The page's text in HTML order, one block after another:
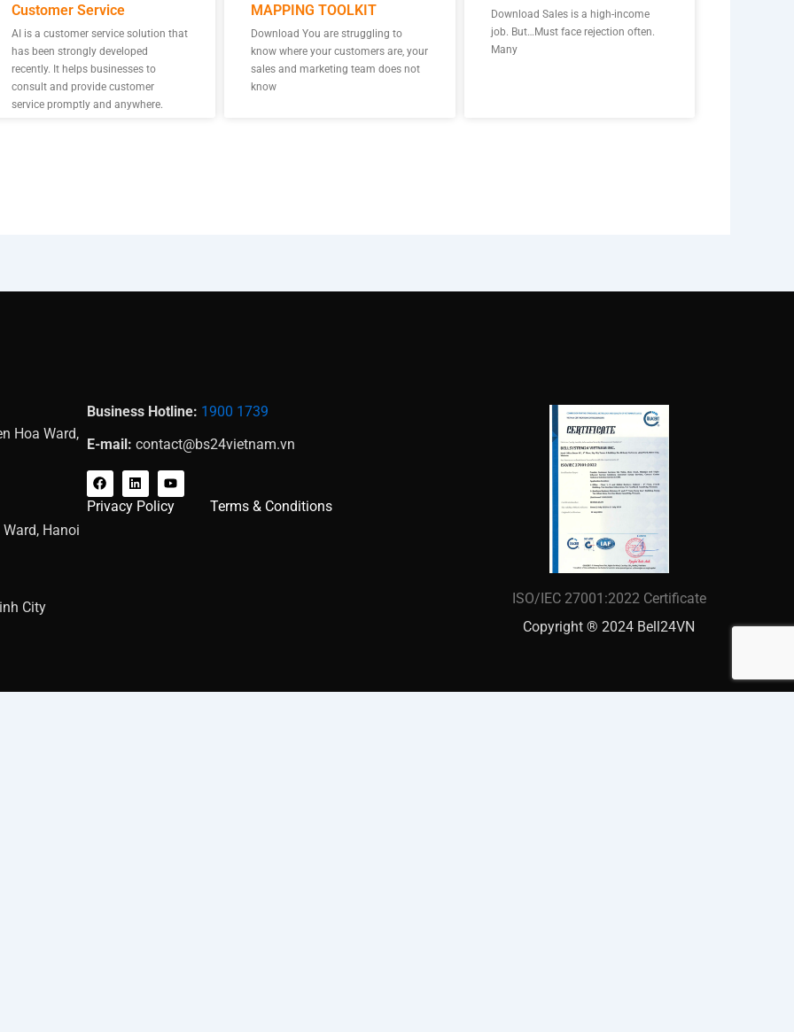
Customer Service
AI is a customer service solution that
has been strongly developed
recently. It helps businesses to
consult and provide customer
service promptly and anywhere.
MAPPING TOOLKIT
Download You are struggling to
know where your customers are, your
sales and marketing team does not
know
Download Sales is a high-income
job. But…Must face rejection often.
Many
Hoa Ward,
Hanoi
City
Business Hotline: 1900 1739
E-mail: contact@bs24vietnam.vn
F
a
c
e
L
i
n
k
Y
o
u
t
Privacy Policy Terms & Conditions
ISO/IEC 27001:2022 Certificate
Copyright ® 2024 Bell24VN